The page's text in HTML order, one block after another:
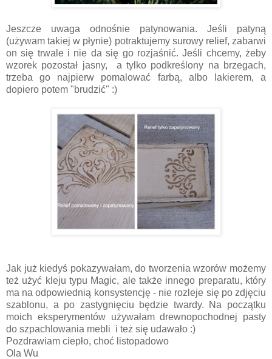
Jeszcze uwaga odnośnie patynowania. Jeśli patyną
(używam takiej w płynie) potraktujemy surowy relief, zabarwi
on się trwale i nie da się go rozjaśnić. Jeśli chcemy, żeby
wzorek pozostał jasny, a tylko podkreślony na brzegach,
trzeba go najpierw pomalować farbą, albo lakierem, a
dopiero potem "brudzić" :)
Jak już kiedyś pokazywałam, do tworzenia wzorów możemy
też użyć kleju typu Magic, ale także innego preparatu, który
ma na odpowiednią konsystencję - nie rozleje się po zdjęciu
szablonu, a po zastygnięciu będzie twardy. Na początku
moich eksperymentów używałam drewnopochodnej pasty
do szpachlowania mebli i też się udawało :)
Pozdrawiam ciepło, choć listopadowo
Ola Wu